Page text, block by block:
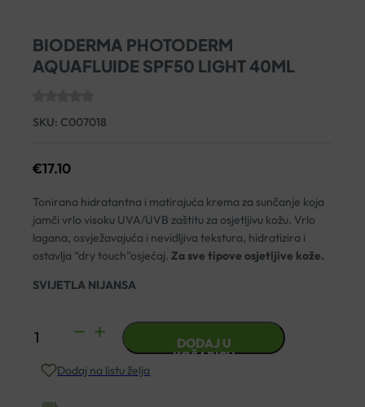
BIODERMA PHOTODERM
AQUAFLUIDE SPF50 LIGHT 40ML
SKU: C007018
€17.10
Tonirana hidratantna i matirajuća krema za sunčanje koja
jamči vrlo visoku UVA/UVB zaštitu za osjetljivu kožu. Vrlo
lagana, osvježavajuća i nevidljiva tekstura, hidratizira i
ostavlja “dry touch”osjećaj.Za sve tipove osjetljive kože.
SVIJETLA NIJANSA
BIODERMA
AQUAFLUIDE
DODAJ U
KOŠARICU
Dodaj na listu želja